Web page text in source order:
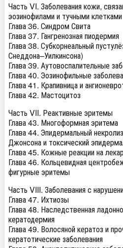
Часть VI. Заболевания кожи,
эозинофилами и тучными клетками
Глава 36. Синдром Свита
Глава 37. Гангренозная пиодермия
Глава 38. Субкорнеальный
Снеддона–Уилкинсона)
Глава 39. Аутовоспалительные
Глава 40. Эозинофильные
Глава 41. Крапивница и
Глава 42. Мастоцитоз
Часть VII. Реактивные эритемы
Глава 43. Многоформная эритема
Глава 44. Эпидермальный
Джонсона и токсический
Глава 45. Кожные реакции на
Глава 46. Кольцевидная
фигурные эритемы
Часть VIII. Заболевания с
Глава 47. Ихтиозы
Глава 48. Наследственная
кератодермия
Глава 49. Волосяной кератоз и
кератотические заболевания